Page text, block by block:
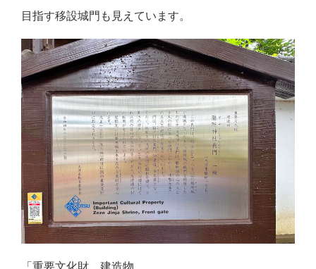
目指す移設城門も見えています。